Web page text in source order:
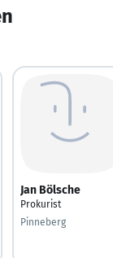
Jan Bölsche
Prokurist
Pinneberg